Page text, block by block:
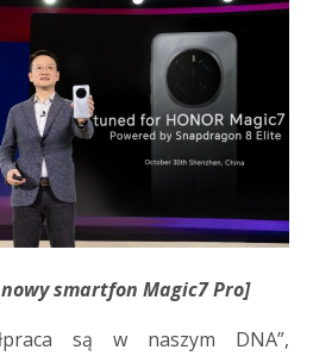
smartfon Magic7 Pro]
są w naszym DNA”,